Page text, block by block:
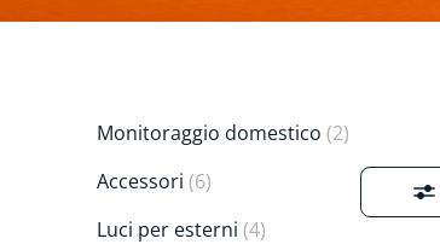
Monitoraggio domestico (2)
Accessori (6)
Luci per esterni (4)